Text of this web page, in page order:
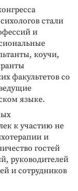
стали
и
коучи,
факультетов со
языке.
к участию не
и
гостей
руководителей
и сотрудников